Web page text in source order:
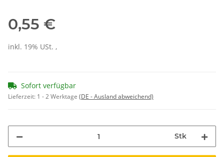
0,55 €
inkl. 19% USt. ,
Sofort verfügbar
Lieferzeit: 1 - 2 Werktage (DE - Ausland abweichend)
Stk